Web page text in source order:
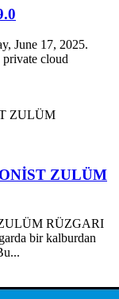
June 17, 2025.
cloud
ZULÜM
RÜZGARI
bir kalburdan